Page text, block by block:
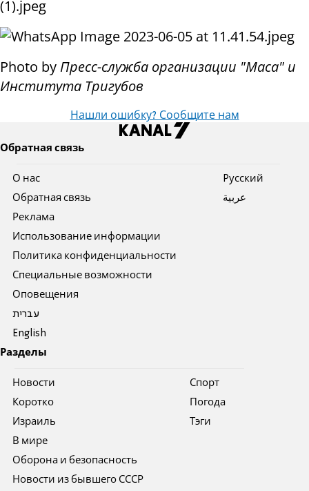
Photo by Пресс-служба организации "Маса" и
Института Тригубов
Нашли ошибку? Сообщите нам
Обратная связь
О нас
Обратная связь
Реклама
Использование информации
Политика конфиденциальности
Специальные возможности
Оповещения
עברית
English
Pусский
عربية
Разделы
Новости
Коротко
Израиль
В мире
Оборона и безопасность
Новости из бывшего СССР
Спорт
Погода
Тэги